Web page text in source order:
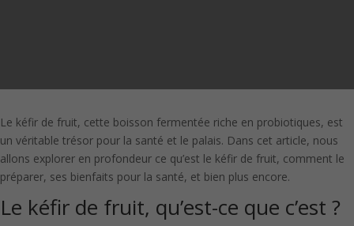
Le kéfir de fruit, cette boisson fermentée riche en probiotiques, est
un véritable trésor pour la santé et le palais. Dans cet article, nous
allons explorer en profondeur ce qu’est le kéfir de fruit, comment le
préparer, ses bienfaits pour la santé, et bien plus encore.
Le kéfir de fruit, qu’est-ce que c’est ?